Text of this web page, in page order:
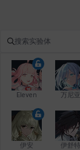
Eleven 万尼亚
伊安 伊舒特